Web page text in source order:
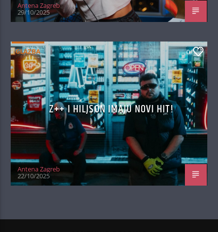
Antena Zagreb
29/10/2025
GLAZBA 0
Z++ I HILJSON IMAJU NOVI HIT!
Antena Zagreb
22/10/2025